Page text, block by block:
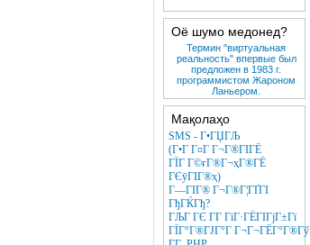
Оё шумо медонед?
Термин "виртуальная
реальность" впервые был
предложен в 1983 г.
программистом Жароном
Ланьером.
Мақолаҳо
SMS - Г•ГЏГЉ
(Г•Г Г¤Г Г¬Г®ГІГЁ
ГЇГ Г©ғГ®Г¬ҳГ®ГЁ
ГЄӯГІГ®ҳ)
Г—ГІГ® Г¬Г®Г¦ГҐГІ
ГђГЌГђ?
ГЉГ ГЄ Г­Г ГіГ·ГЁГІГјГ±Гї
ГЇГ°Г®ГЈГ°Г